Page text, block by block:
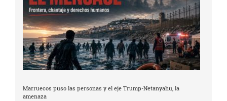
Marruecos puso las personas y el eje Trump-Netanyahu, la
amenaza